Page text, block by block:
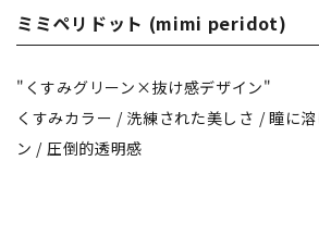
ミミペリドット (mimi peridot)
"くすみグリーン×抜け感デザイン"
くすみカラー / 洗練された美しさ / 瞳に
ン / 圧倒的透明感